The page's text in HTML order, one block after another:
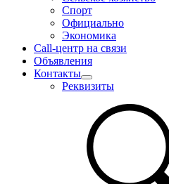
Спорт
Официально
Экономика
Call-центр на связи
Объявления
Контакты
Реквизиты